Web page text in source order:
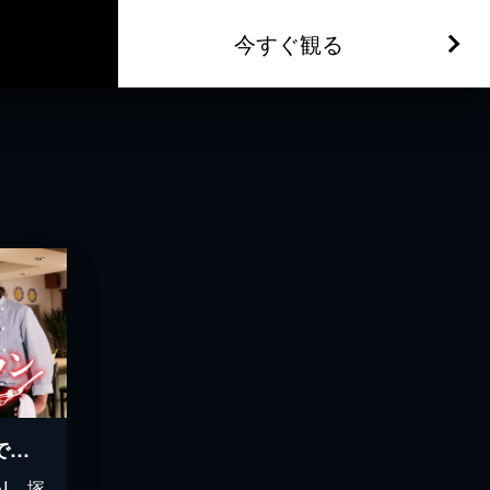
今すぐ観る
恋するナポリタン 世界で一番おいしい愛され方